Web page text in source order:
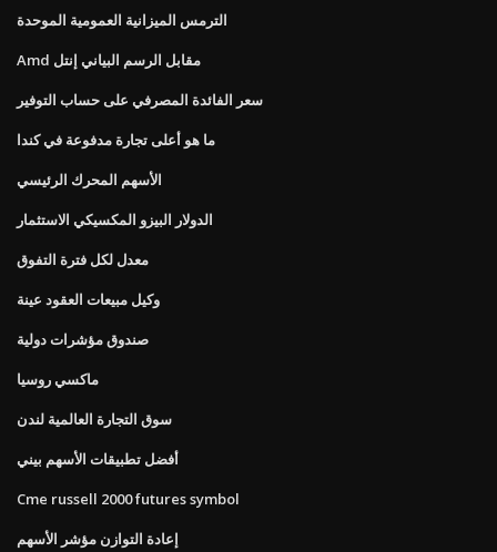
الترمس الميزانية العمومية الموحدة
Amd مقابل الرسم البياني إنتل
سعر الفائدة المصرفي على حساب التوفير
ما هو أعلى تجارة مدفوعة في كندا
الأسهم المحرك الرئيسي
الدولار البيزو المكسيكي الاستثمار
معدل لكل فترة التفوق
وكيل مبيعات العقود عينة
صندوق مؤشرات دولية
ماكسي روسيا
سوق التجارة العالمية لندن
أفضل تطبيقات الأسهم بيني
Cme russell 2000 futures symbol
إعادة التوازن مؤشر الأسهم